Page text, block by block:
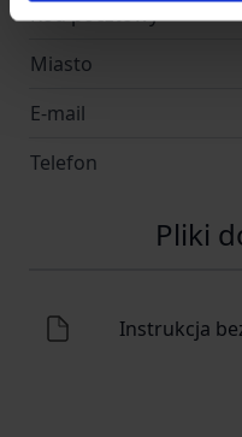
Kod pocztowy
Miasto
E-mail
Telefon
Pliki
Instrukcja